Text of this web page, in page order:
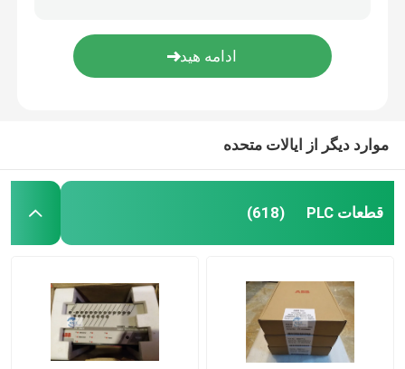
ابزارهای ونبل
موارد دیگر از ایالات متحده
قطعات PLC (618)